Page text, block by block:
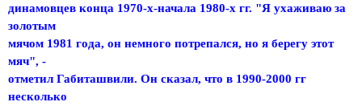
динамовцев конца 1970-х-начала 1980-х гг. "Я ухаживаю за
золотым
мячом 1981 года, он немного потрепался, но я берегу этот
мяч", -
отметил Габиташвили. Он сказал, что в 1990-2000 гг
несколько